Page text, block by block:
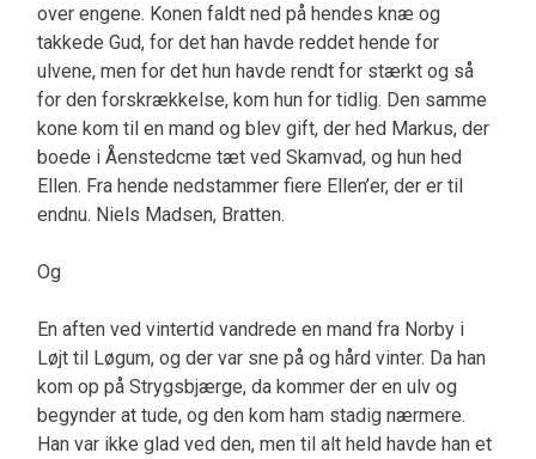
over engene. Konen faldt ned på hendes knæ og
takkede Gud, for det han havde reddet hende for
ulvene, men for det hun havde rendt for stærkt og så
for den forskrækkelse, kom hun for tidlig. Den samme
kone kom til en mand og blev gift, der hed Markus, der
boede i Åenstedcme tæt ved Skamvad, og hun hed
Ellen. Fra hende nedstammer fiere Ellen’er, der er til
endnu. Niels Madsen, Bratten.
Og
En aften ved vintertid vandrede en mand fra Norby i
Løjt til Løgum, og der var sne på og hård vinter. Da han
kom op på Strygsbjærge, da kommer der en ulv og
begynder at tude, og den kom ham stadig nærmere.
Han var ikke glad ved den, men til alt held havde han et